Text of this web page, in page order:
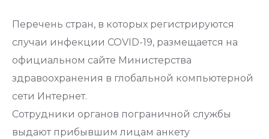
Перечень стран, в которых регистрируются
случаи инфекции COVID-19, размещается на
официальном сайте Министерства
здравоохранения в глобальной компьютерной
сети Интернет.
Сотрудники органов пограничной службы
выдают прибывшим лицам анкету